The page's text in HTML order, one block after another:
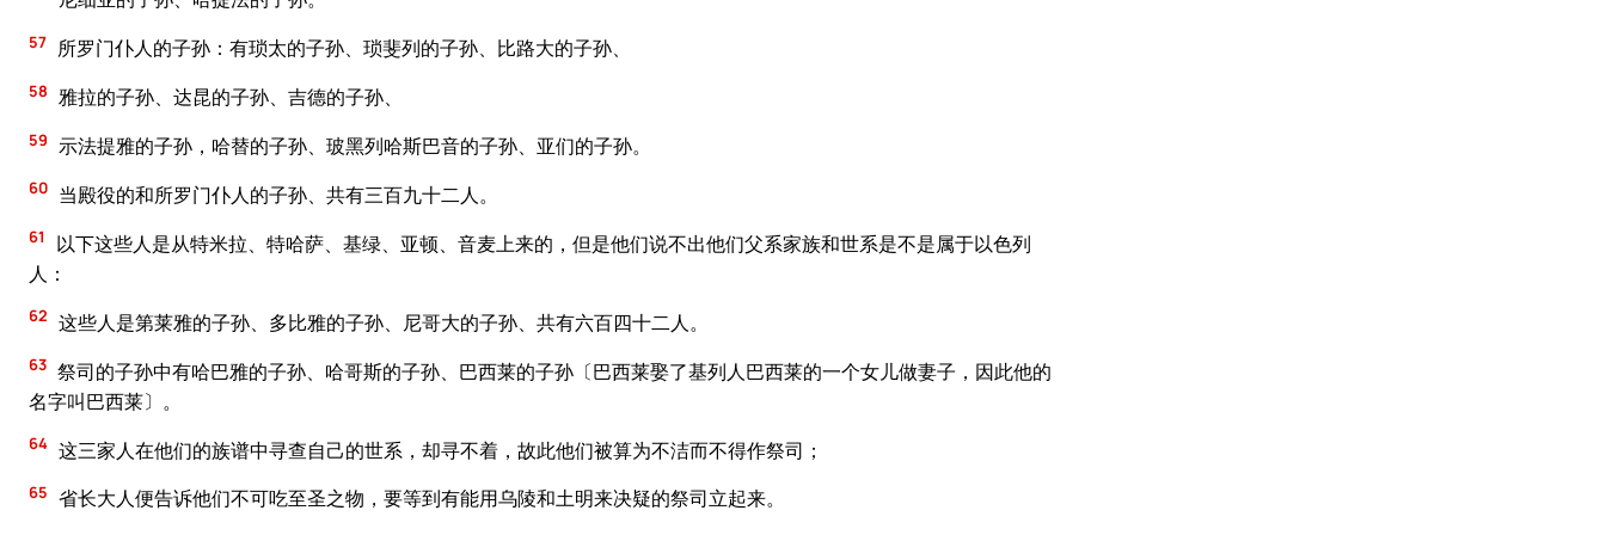
57 所罗门仆人的子孙：有琐太的子孙、琐斐列的子孙、比路大的子孙、
58 雅拉的子孙、达昆的子孙、吉德的子孙、
59 示法提雅的子孙，哈替的子孙、玻黑列哈斯巴音的子孙、亚们的子孙。
60 当殿役的和所罗门仆人的子孙、共有三百九十二人。
61
以下这些人是从特米拉、特哈萨、基绿、亚顿、音麦上来的，但是他们说不出他们父系家族和世系是不是属于以色列
人：
62 这些人是第莱雅的子孙、多比雅的子孙、尼哥大的子孙、共有六百四十二人。
63 祭司的子孙中有哈巴雅的子孙、哈哥斯的子孙、巴西莱的子孙〔巴西莱娶了基列人巴西莱的一个女儿做妻子，因此他的
名字叫巴西莱〕。
64 这三家人在他们的族谱中寻查自己的世系，却寻不着，故此他们被算为不洁而不得作祭司；
65 省长大人便告诉他们不可吃至圣之物，要等到有能用乌陵和土明来决疑的祭司立起来。